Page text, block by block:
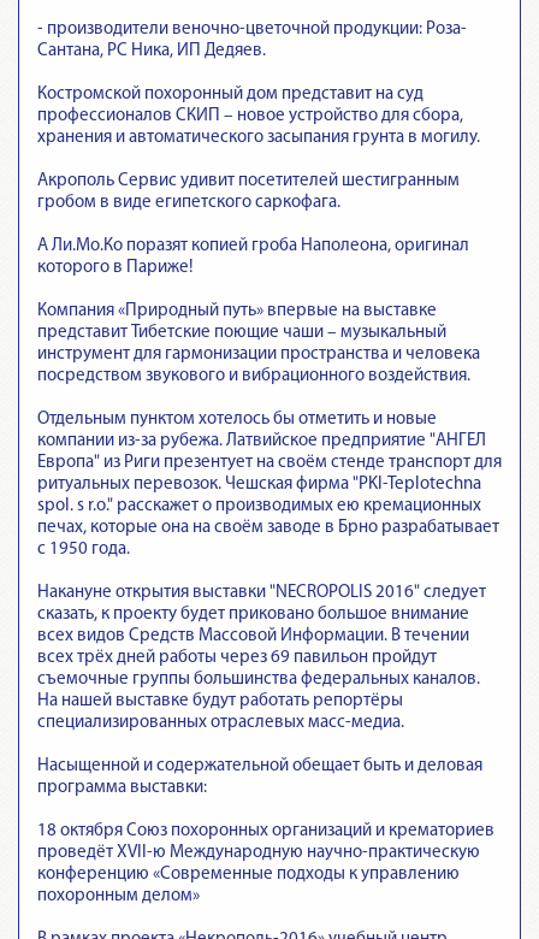
- производители веночно-цветочной продукции: Роза-
Сантана, РС Ника, ИП Дедяев.
Костромской похоронный дом представит на суд
профессионалов СКИП – новое устройство для сбора,
хранения и автоматического засыпания грунта в могилу.
Акрополь Сервис удивит посетителей шестигранным
гробом в виде египетского саркофага.
А Ли.Мо.Ко поразят копией гроба Наполеона, оригинал
которого в Париже!
Компания «Природный путь» впервые на выставке
представит Тибетские поющие чаши – музыкальный
инструмент для гармонизации пространства и человека
посредством звукового и вибрационного воздействия.
Отдельным пунктом хотелось бы отметить и новые
компании из-за рубежа. Латвийское предприятие "АНГЕЛ
Европа" из Риги презентует на своём стенде транспорт для
ритуальных перевозок. Чешская фирма "PKI-Teplotechna
spol. s r.o." расскажет о производимых ею кремационных
печах, которые она на своём заводе в Брно разрабатывает
с 1950 года.
Накануне открытия выставки "NEСROPOLIS 2016" следует
сказать, к проекту будет приковано большое внимание
всех видов Средств Массовой Информации. В течении
всех трёх дней работы через 69 павильон пройдут
съемочные группы большинства федеральных каналов.
На нашей выставке будут работать репортёры
специализированных отраслевых масс-медиа.
Насыщенной и содержательной обещает быть и деловая
программа выставки:
18 октября Союз похоронных организаций и крематориев
проведёт XVII-ю Международную научно-практическую
конференцию «Современные подходы к управлению
похоронным делом»